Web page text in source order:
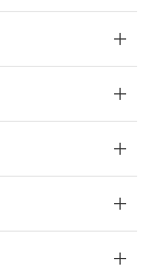
法人を
する
ル類４
は出
ら備考
完了
ま